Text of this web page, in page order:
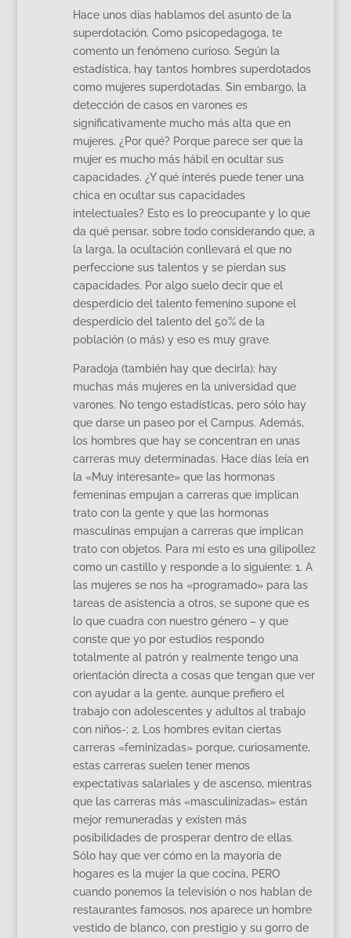
Hace unos días hablamos del asunto de la
superdotación. Como psicopedagoga, te
comento un fenómeno curioso. Según la
estadística, hay tantos hombres superdotados
como mujeres superdotadas. Sin embargo, la
detección de casos en varones es
significativamente mucho más alta que en
mujeres. ¿Por qué? Porque parece ser que la
mujer es mucho más hábil en ocultar sus
capacidades. ¿Y qué interés puede tener una
chica en ocultar sus capacidades
intelectuales? Esto es lo preocupante y lo que
da qué pensar, sobre todo considerando que, a
la larga, la ocultación conllevará el que no
perfeccione sus talentos y se pierdan sus
capacidades. Por algo suelo decir que el
desperdicio del talento femenino supone el
desperdicio del talento del 50% de la
población (o más) y eso es muy grave.
Paradoja (también hay que decirla): hay
muchas más mujeres en la universidad que
varones. No tengo estadísticas, pero sólo hay
que darse un paseo por el Campus. Además,
los hombres que hay se concentran en unas
carreras muy determinadas. Hace días leía en
la «Muy interesante» que las hormonas
femeninas empujan a carreras que implican
trato con la gente y que las hormonas
masculinas empujan a carreras que implican
trato con objetos. Para mí esto es una gilipollez
como un castillo y responde a lo siguiente: 1. A
las mujeres se nos ha «programado» para las
tareas de asistencia a otros, se supone que es
lo que cuadra con nuestro género – y que
conste que yo por estudios respondo
totalmente al patrón y realmente tengo una
orientación directa a cosas que tengan que ver
con ayudar a la gente, aunque prefiero el
trabajo con adolescentes y adultos al trabajo
con niños-; 2. Los hombres evitan ciertas
carreras «feminizadas» porque, curiosamente,
estas carreras suelen tener menos
expectativas salariales y de ascenso, mientras
que las carreras más «masculinizadas» están
mejor remuneradas y existen más
posibilidades de prosperar dentro de ellas.
Sólo hay que ver cómo en la mayoría de
hogares es la mujer la que cocina, PERO
cuando ponemos la televisión o nos hablan de
restaurantes famosos, nos aparece un hombre
vestido de blanco, con prestigio y su gorro de